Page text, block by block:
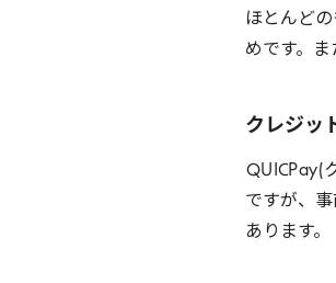
ほとんど
めです。
クレジッ
QUICPay(
ですが、
あります。